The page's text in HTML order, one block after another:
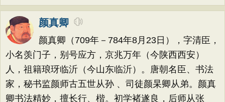
颜真卿
颜真卿（709年－784年8月23日），字清臣，
小名羡门子，别号应方，京兆万年（今陕西西安）
人，祖籍琅玡临沂（今山东临沂）。唐朝名臣、书法
家，秘书监颜师古五世从孙 、司徒颜杲卿从弟。颜真
卿书法精妙，擅长行、楷。初学褚遂良，后师从张